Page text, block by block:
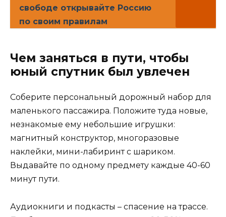
свободе открывайте Россию
по своим правилам
Чем заняться в пути, чтобы
юный спутник был увлечен
Соберите персональный дорожный набор для
маленького пассажира. Положите туда новые,
незнакомые ему небольшие игрушки:
магнитный конструктор, многоразовые
наклейки, мини-лабиринт с шариком.
Выдавайте по одному предмету каждые 40-60
минут пути.
Аудиокниги и подкасты – спасение на трассе.